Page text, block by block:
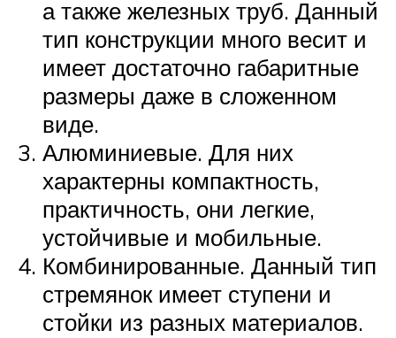
а также железных труб. Данный
тип конструкции много весит и
имеет достаточно габаритные
размеры даже в сложенном
виде.
Алюминиевые. Для них
характерны компактность,
практичность, они легкие,
устойчивые и мобильные.
Комбинированные. Данный тип
стремянок имеет ступени и
стойки из разных материалов.